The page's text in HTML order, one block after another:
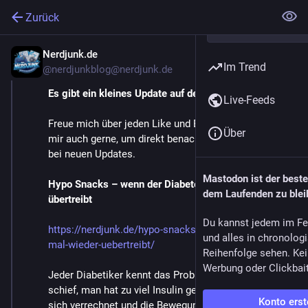
Zurück
Nerdjunk.de
@nerdjunkblog@nerdjunk.de
Es gibt ein kleines Update auf dem Blog
Freue mich über jeden Like und Boost von euch. Folgt
mir auch gerne, um direkt benachrichtigt zu werden
bei neuen Updates.
Hypo Snacks – wenn der Diabetes mal wieder
übertreibt
https://nerdjunk.de/hypo-snacks-wenn-der-diabetes-
mal-wieder-uebertreibt/
Jeder Diabetiker kennt das Problem. Irgendetwas läuft
schief, man hat zu viel Insulin gespritzt oder einfach
sich verrechnet und die Bewegung unterschätzt. Der
Im Trend
Live-Feeds
Über
Mastodon ist der
dem Laufenden zu
Du kannst jedem im
und alles in
Reihenfolge sehen.
Werbung oder
Konto